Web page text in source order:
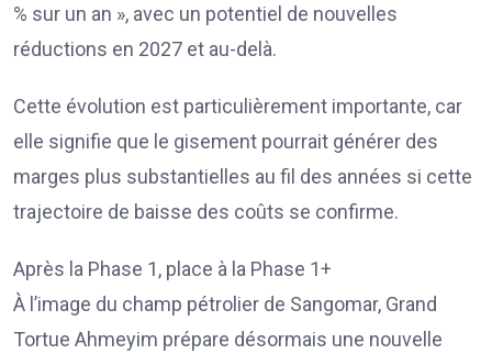
% sur un an », avec un potentiel de nouvelles
réductions en 2027 et au-delà.
Cette évolution est particulièrement importante, car
elle signifie que le gisement pourrait générer des
marges plus substantielles au fil des années si cette
trajectoire de baisse des coûts se confirme.
Après la Phase 1, place à la Phase 1+
À l’image du champ pétrolier de Sangomar, Grand
Tortue Ahmeyim prépare désormais une nouvelle